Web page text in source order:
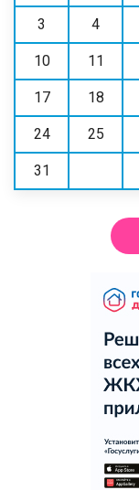
3 4
10 11
17 18
24 25
31